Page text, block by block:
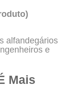
alfandegários
e
Mais